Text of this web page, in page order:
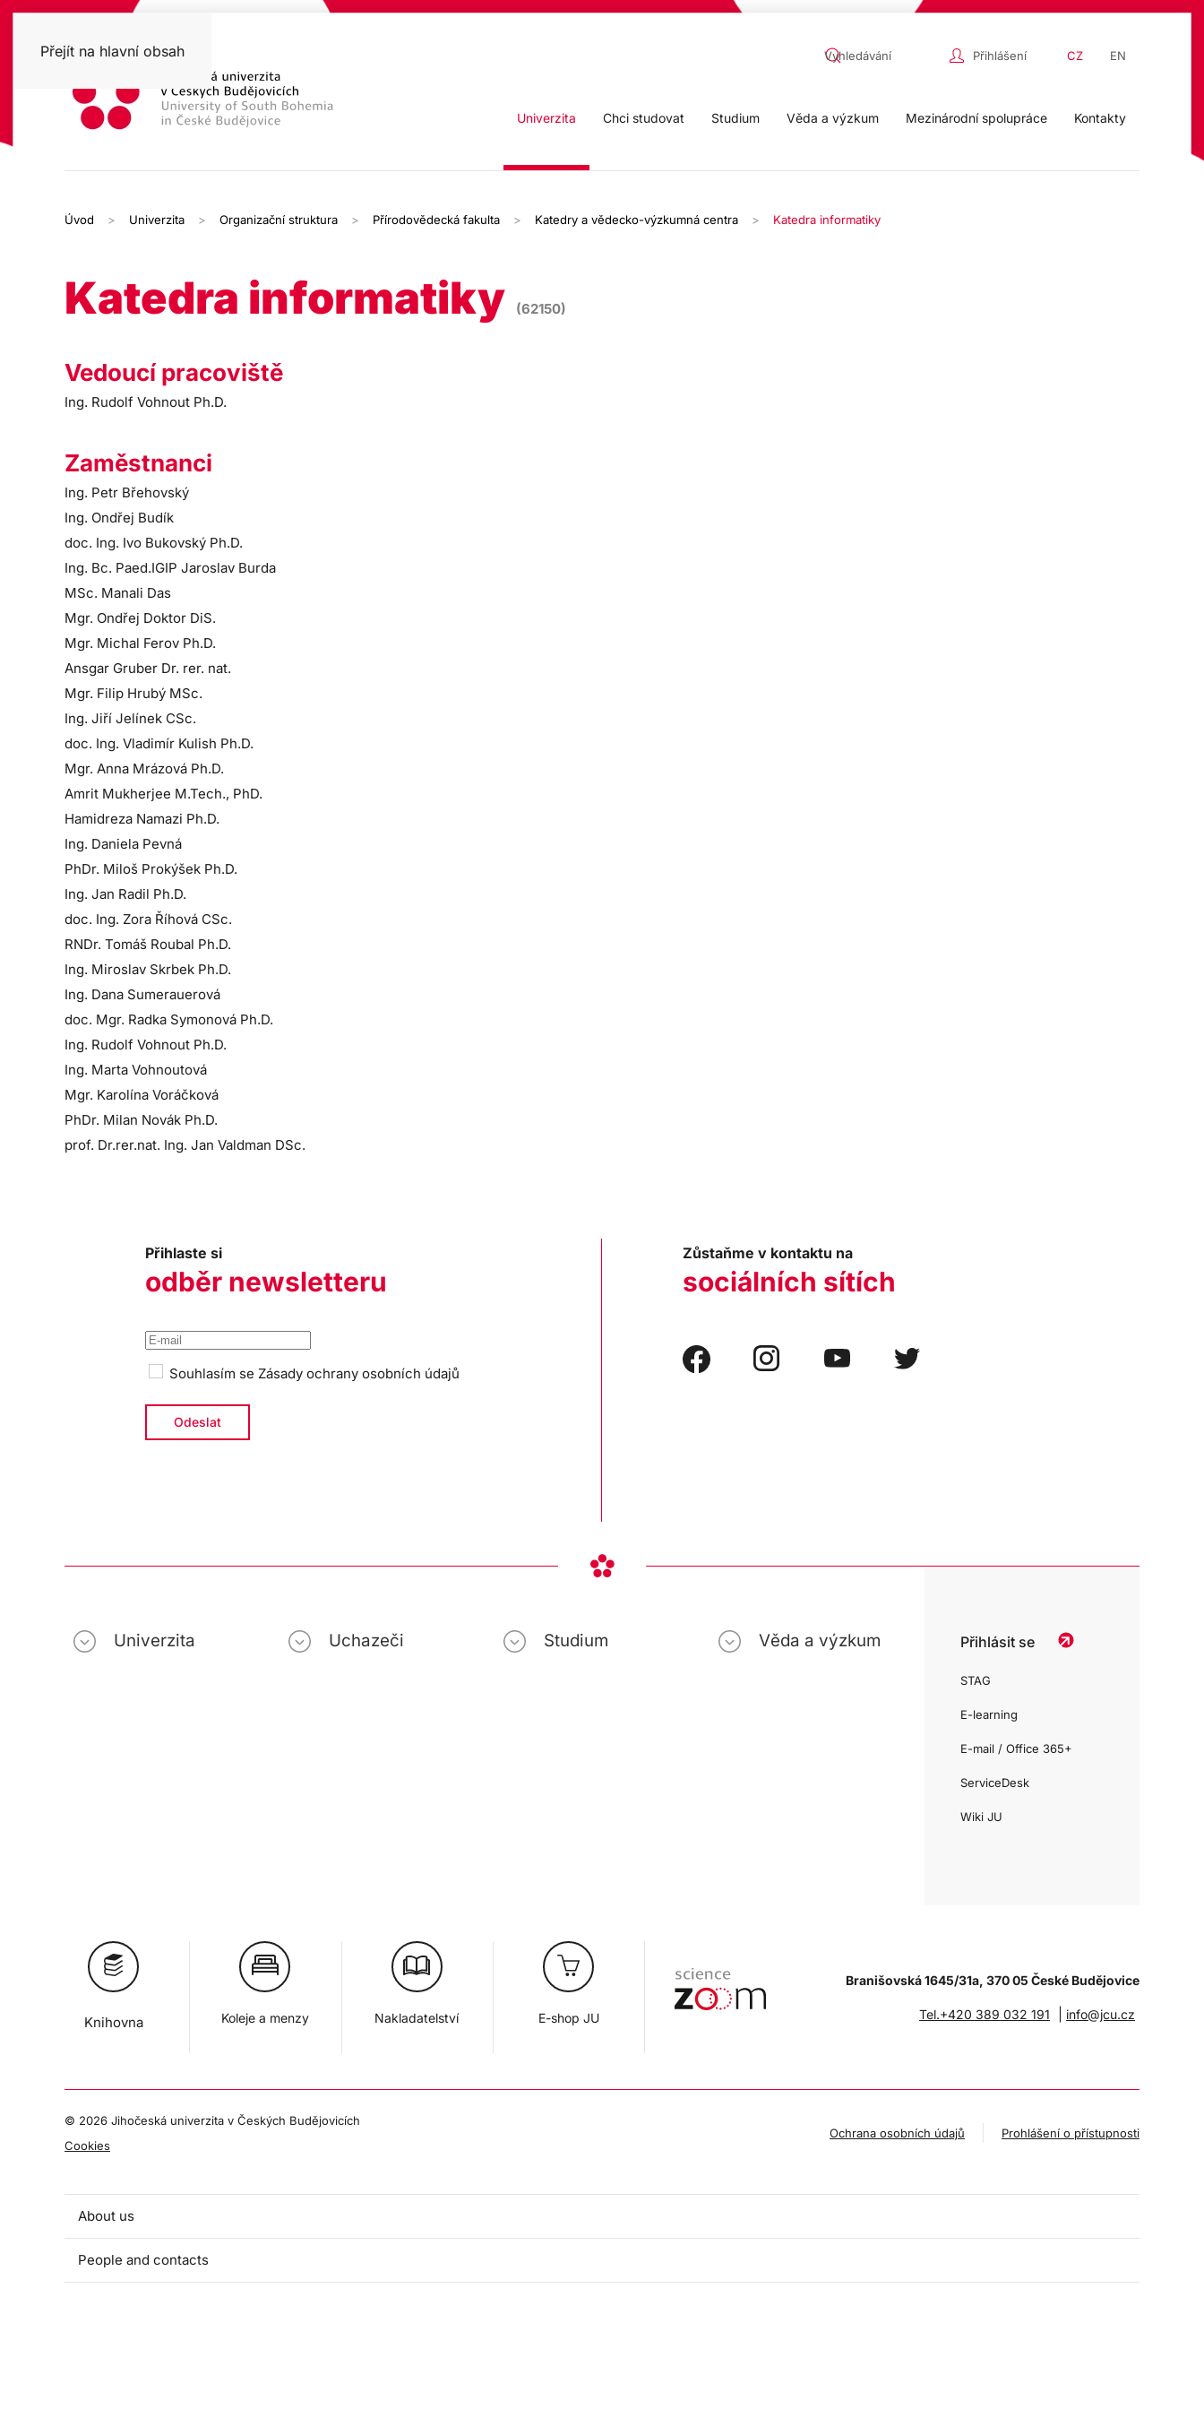
Přejít na hlavní obsah Přihlášení CZ EN
Univerzita Chci studovat Studium Věda a výzkum Mezinárodní spolupráce Kontakty
Úvod Univerzita Organizační struktura Přírodovědecká fakulta Katedry a vědecko-výzkumná centra Katedra informatiky
Katedra informatiky (62150)
Vedoucí pracoviště
Ing. Rudolf Vohnout Ph.D.
Zaměstnanci
Ing. Petr Břehovský
Ing. Ondřej Budík
doc. Ing. Ivo Bukovský Ph.D.
Ing. Bc. Paed.IGIP Jaroslav Burda
MSc. Manali Das
Mgr. Ondřej Doktor DiS.
Mgr. Michal Ferov Ph.D.
Ansgar Gruber Dr. rer. nat.
Mgr. Filip Hrubý MSc.
Ing. Jiří Jelínek CSc.
doc. Ing. Vladimír Kulish Ph.D.
Mgr. Anna Mrázová Ph.D.
Amrit Mukherjee M.Tech., PhD.
Hamidreza Namazi Ph.D.
Ing. Daniela Pevná
PhDr. Miloš Prokýšek Ph.D.
Ing. Jan Radil Ph.D.
doc. Ing. Zora Říhová CSc.
RNDr. Tomáš Roubal Ph.D.
Ing. Miroslav Skrbek Ph.D.
Ing. Dana Sumerauerová
doc. Mgr. Radka Symonová Ph.D.
Ing. Rudolf Vohnout Ph.D.
Ing. Marta Vohnoutová
Mgr. Karolína Voráčková
PhDr. Milan Novák Ph.D.
prof. Dr.rer.nat. Ing. Jan Valdman DSc.
Přihlaste si
odběr newsletteru
Souhlasím se Zásady ochrany osobních údajů
Zůstaňme v kontaktu na
sociálních sítích
Univerzita Uchazeči Studium Věda a výzkum Přihlásit se
STAG
E-learning
E-mail / Office 365+
ServiceDesk
Wiki JU
Knihovna Koleje a menzy Nakladatelství E-shop JU
Branišovská 1645/31a, 370 05 České Budějovice
Tel.+420 389 032 191 info@jcu.cz
© 2026 Jihočeská univerzita v Českých Budějovicích
Cookies
Ochrana osobních údajů Prohlášení o přístupnosti
About us
People and contacts